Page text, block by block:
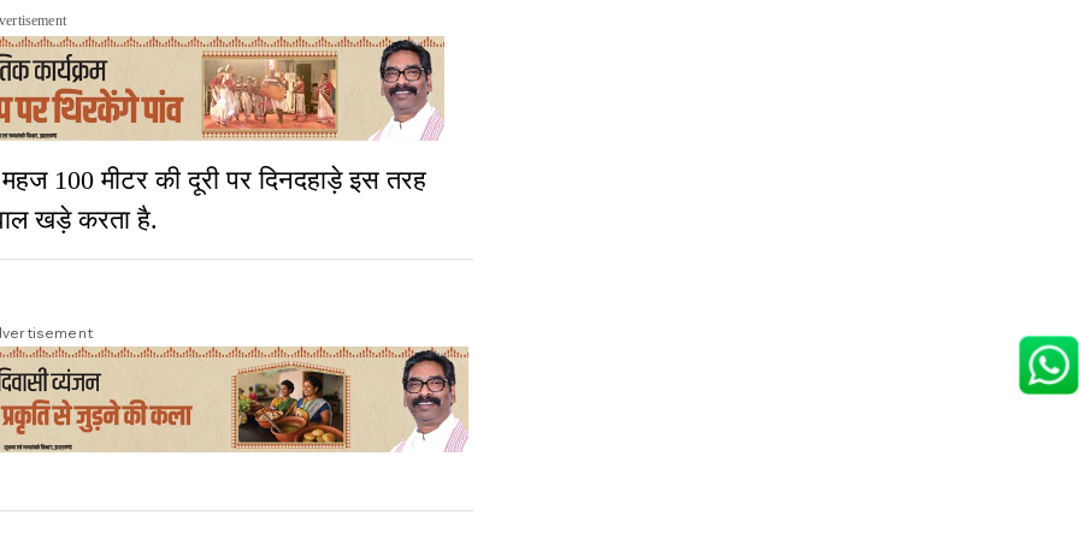
100 मीटर की दूरी पर दिनदहाड़े इस तरह
खड़े करता है.